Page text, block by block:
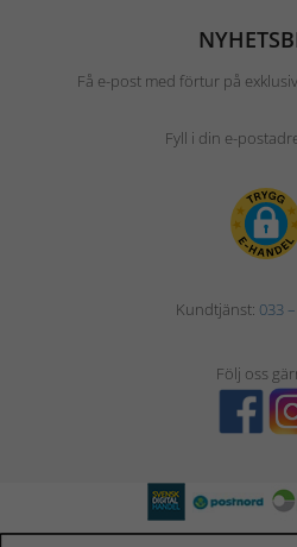
Få e-post med förtur på
Fyll i din e-
Kundtjänst: 033
Följ oss